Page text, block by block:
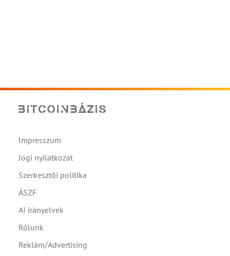
Impresszum
Jogi nyilatkozat
Szerkesztői politika
ÁSZF
AI irányelvek
Rólunk
Reklám/Advertising